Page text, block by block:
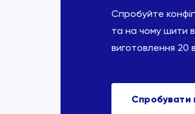
Спробуйте
та на чому шити
виготовлення 20
Спробувати